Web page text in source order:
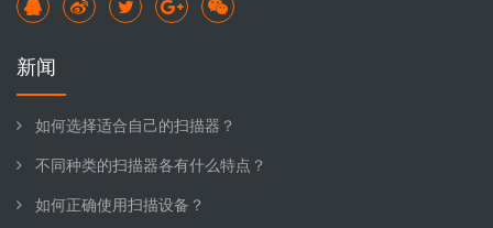
新闻
如何选择适合自己的扫描器？
不同种类的扫描器各有什么特点？
如何正确使用扫描设备？